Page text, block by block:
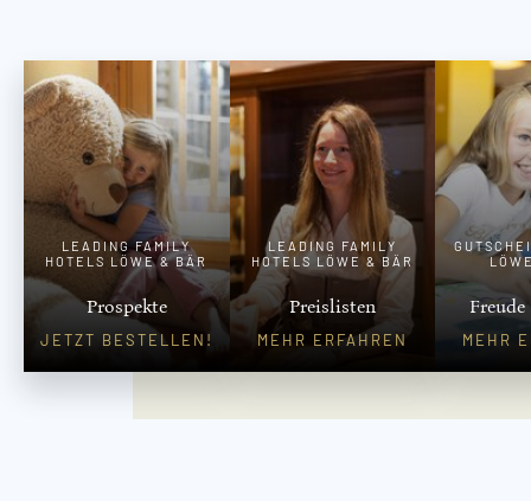
LEADING FAMILY
HOTELS LÖWE & BÄR
Prospekte
JETZT BESTELLEN!
LEADING FAMILY
HOTELS LÖWE & BÄR
Preislisten
MEHR ERFAHREN
Freude
MEHR